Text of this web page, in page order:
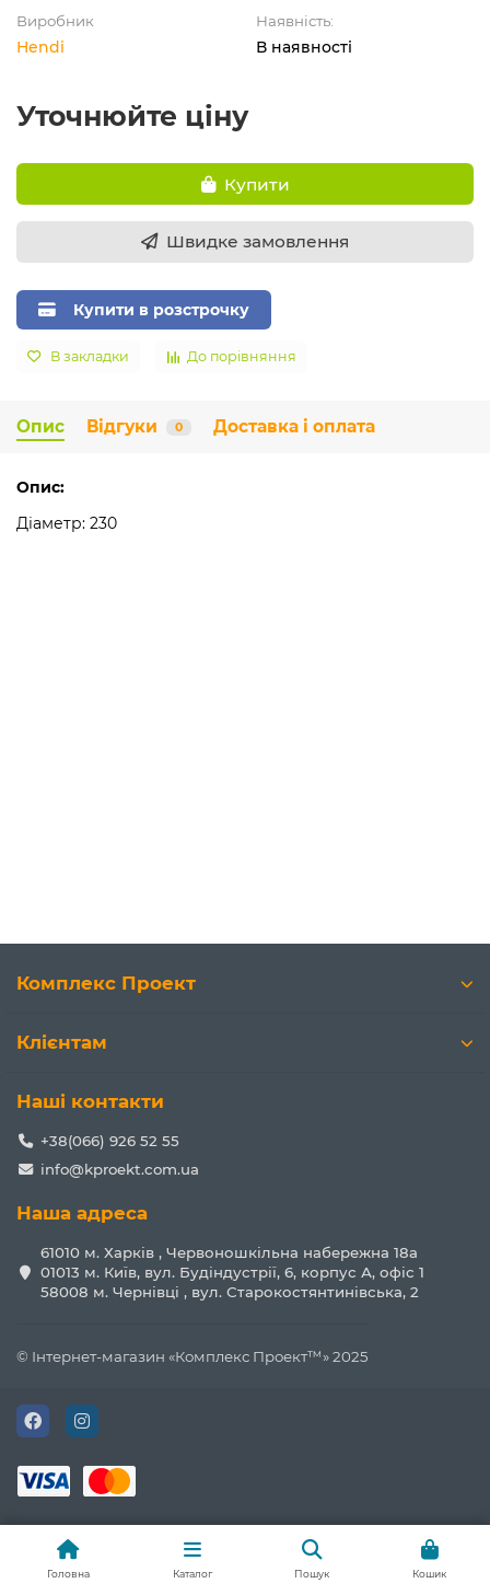
Виробник
Hendi
Наявність:
В наявності
Уточнюйте ціну
Купити
Швидке замовлення
Купити в розстрочку
В закладки До порівняння
Опис Відгуки 0 Доставка і оплата
Опис:
Діаметр: 230
Комплекс Проект
Клієнтам
Наші контакти
+38(066) 926 52 55
info@kproekt.com.ua
Наша адреса
61010 м. Харків , Червоношкільна набережна 18а
01013 м. Київ, вул. Будіндустрії, 6, корпус А, офіс 1
58008 м. Чернівці , вул. Старокостянтинівська, 2
© Інтернет-магазин «Комплекс Проект™» 2025
Головна Каталог Пошук Кошик